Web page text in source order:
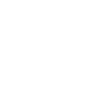
EXAKT HÄR! MÄNGD